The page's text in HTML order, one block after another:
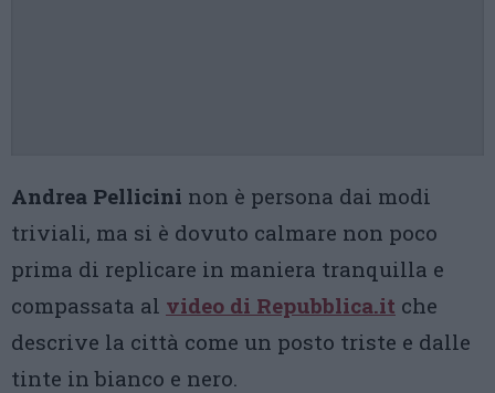
Andrea Pellicini non è persona dai modi
triviali, ma si è dovuto calmare non poco
prima di replicare in maniera tranquilla e
compassata al video di Repubblica.it che
descrive la città come un posto triste e dalle
tinte in bianco e nero.